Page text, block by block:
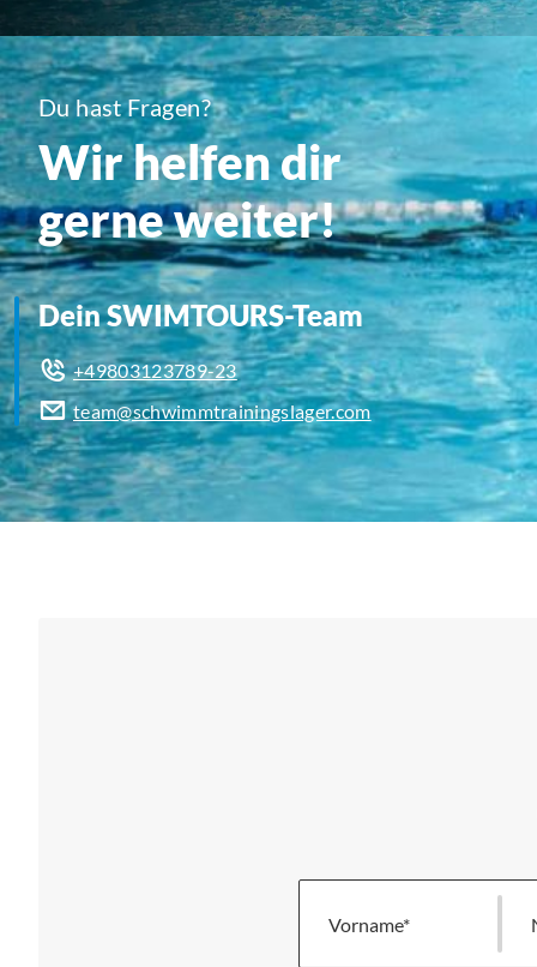
Du hast Fragen?
Wir helfen dir
gerne weiter!
Dein SWIMTOURS-Team
+49803123789-23
team@schwimmtrainingslager.com